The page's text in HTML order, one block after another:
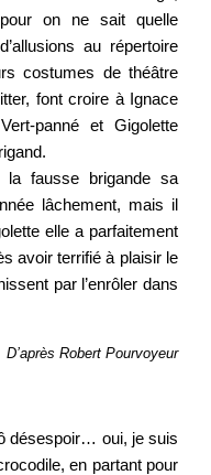
on ne sait quelle
au répertoire
costumes de théâtre
font croire à Ignace
panné et Gigolette
la fausse brigande sa
lâchement, mais il
elle a parfaitement
avoir terrifié à plaisir le
par l’enrôler dans
D’après Robert Pourvoyeur
désespoir… oui, je suis
en partant pour